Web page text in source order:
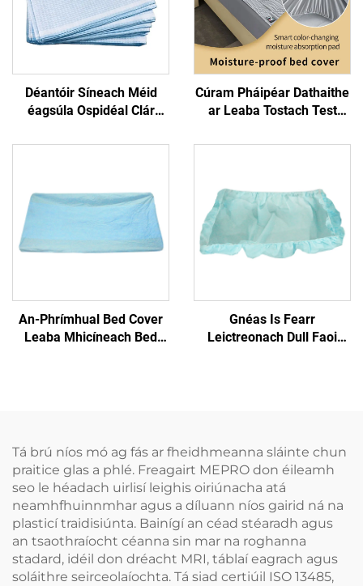
Déantóir Síneach Méid
éagsúla Ospidéal Clár
insteallta
Cúram Pháipéar Dathaithe
ar Leaba Tostach Test
Árdaigh Cuir do
An-Phrímhual Bed Cover
Leaba Mhicíneach Bed
Gnéas Is Fearr
Leictreonach Dull Faoi
Tá brú níos mó ag fás ar fheidhmeanna sláinte chun
praitice glas a phlé. Freagairt MEPRO don éileamh
seo le héadach uirlisí leighis oiriúnacha atá
neamhfhuinnmhar agus a díluann níos gairid ná na
plasticí traidisiúnta. Bainígí an céad stéaradh agus
an tsaothraíocht céanna sin mar na roghanna
stadard, idéil don dréacht MRI, táblaí eagrach agus
soláithre seirceolaíochta. Tá siad certiúil ISO 13485,